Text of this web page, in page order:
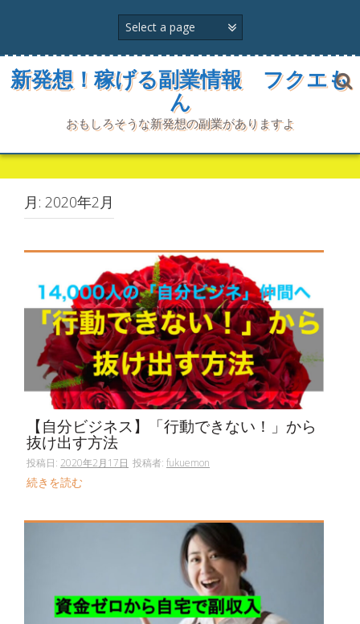
ン
プ
新発想！稼げる副業情報 フクエも
ん
おもしろそうな新発想の副業がありますよ
月: 2020年2月
【自分ビジネス】「行動できない！」から
抜け出す方法
投稿日: 2020年2月17日 投稿者: fukuemon
続きを読む